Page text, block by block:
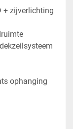
+ zijverlichting
ophanging
/ slibslot